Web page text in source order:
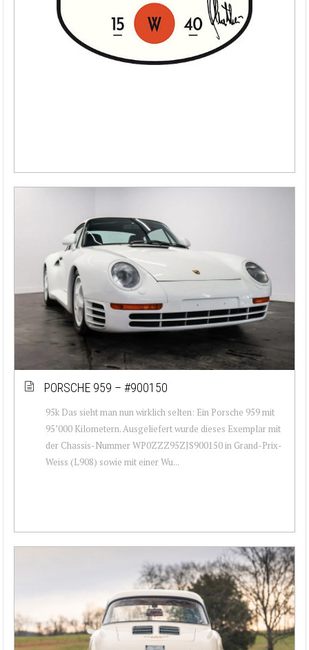
PORSCHE 959 – #900150
95k Das sieht man nun wirklich selten: Ein Porsche 959 mit
95’000 Kilometern. Ausgeliefert wurde dieses Exemplar mit
der Chassis-Nummer WP0ZZZ95ZJS900150 in Grand-Prix-
Weiss (L908) sowie mit einer Wu...